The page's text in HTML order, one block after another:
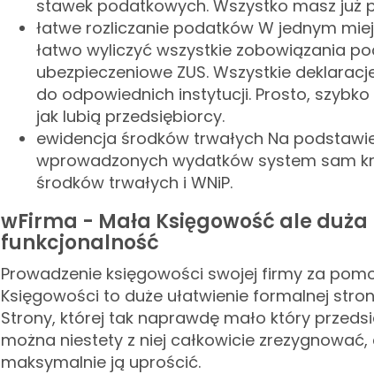
stawek podatkowych. Wszystko masz już
łatwe rozliczanie podatków W jednym
łatwo wyliczyć wszystkie zobowiązania
ubezpieczeniowe ZUS. Wszystkie
do odpowiednich instytucji. Prosto,
jak lubią przedsiębiorcy.
ewidencja środków trwałych Na
wprowadzonych wydatków system sam
środków trwałych i WNiP.
wFirma - Mała Księgowość ale duża
funkcjonalność
Prowadzenie księgowości swojej firmy za
Księgowości to duże ułatwienie formalnej
Strony, której tak naprawdę mało który
można niestety z niej całkowicie
maksymalnie ją uprościć.